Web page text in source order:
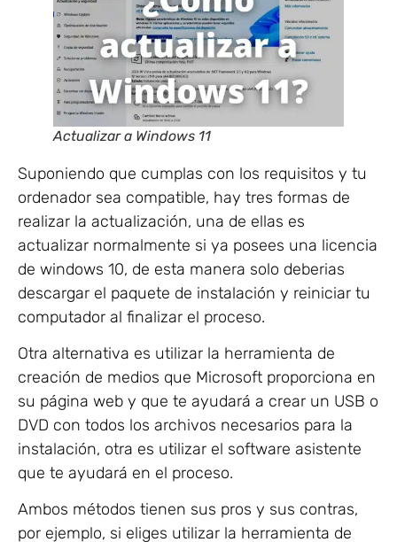
Actualizar a Windows 11
Suponiendo que cumplas con los requisitos y tu
ordenador sea compatible, hay tres formas de
realizar la actualización, una de ellas es
actualizar normalmente si ya posees una licencia
de windows 10, de esta manera solo deberias
descargar el paquete de instalación y reiniciar tu
computador al finalizar el proceso.
Otra alternativa es utilizar la herramienta de
creación de medios que Microsoft proporciona en
su página web y que te ayudará a crear un USB o
DVD con todos los archivos necesarios para la
instalación, otra es utilizar el software asistente
que te ayudará en el proceso.
Ambos métodos tienen sus pros y sus contras,
por ejemplo, si eliges utilizar la herramienta de